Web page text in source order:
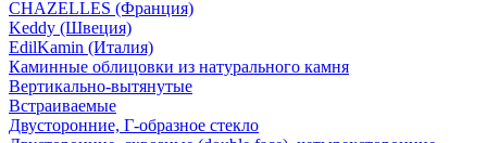
CHAZELLES (Франция)
Keddy (Швеция)
EdilKamin (Италия)
Каминные облицовки из натурального камня
Вертикально-вытянутые
Встраиваемые
Двусторонние, Г-образное стекло